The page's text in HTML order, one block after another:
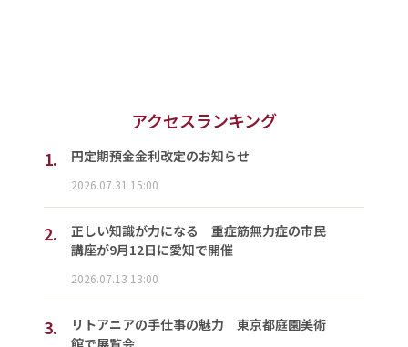
アクセスランキング
1.
円定期預金金利改定のお知らせ
2026.07.31 15:00
2.
正しい知識が力になる 重症筋無力症の市民
講座が9月12日に愛知で開催
2026.07.13 13:00
3.
リトアニアの手仕事の魅力 東京都庭園美術
館で展覧会